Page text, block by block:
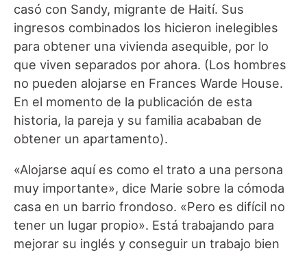
casó con Sandy, migrante de Haití. Sus
ingresos combinados los hicieron inelegibles
para obtener una vivienda asequible, por lo
que viven separados por ahora. (Los hombres
no pueden alojarse en Frances Warde House.
En el momento de la publicación de esta
historia, la pareja y su familia acababan de
obtener un apartamento).
«Alojarse aquí es como el trato a una persona
muy importante», dice Marie sobre la cómoda
casa en un barrio frondoso. «Pero es difícil no
tener un lugar propio». Está trabajando para
mejorar su inglés y conseguir un trabajo bien